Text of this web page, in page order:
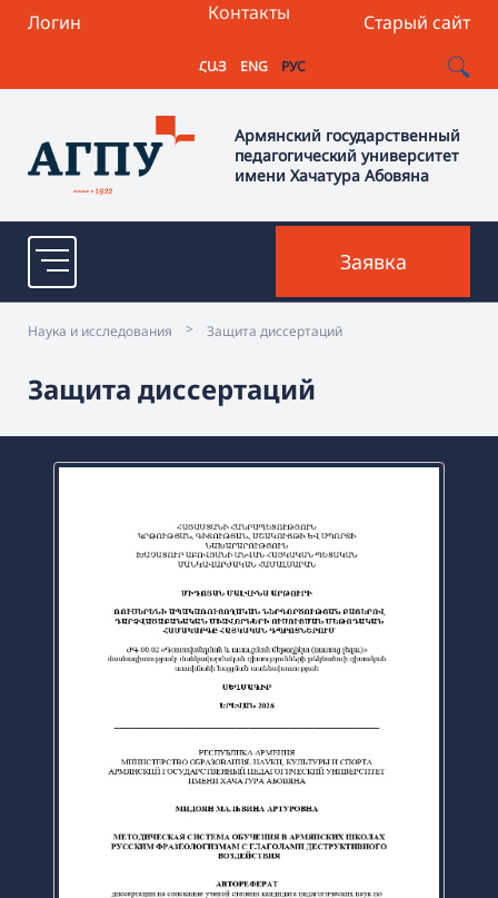
Логин Старый сайт
Контакты
ՀԱՅ ENG РУС
Армянский государственный
педагогический университет
имени Хачатура Абовяна
Заявка
Наука и исследования > Защита диссертаций
Защита диссертаций